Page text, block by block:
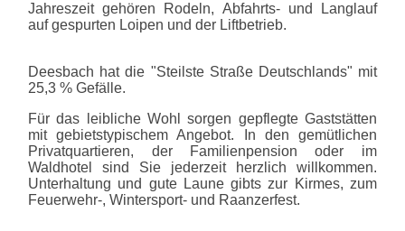
Jahreszeit gehören Rodeln, Abfahrts- und Langlauf
auf gespurten Loipen und der Liftbetrieb.
Deesbach hat die "Steilste Straße Deutschlands" mit
25,3 % Gefälle.
Für das leibliche Wohl sorgen gepflegte Gaststätten
mit gebietstypischem Angebot. In den gemütlichen
Privatquartieren, der Familienpension oder im
Waldhotel sind Sie jederzeit herzlich willkommen.
Unterhaltung und gute Laune gibts zur Kirmes, zum
Feuerwehr-, Wintersport- und Raanzerfest.